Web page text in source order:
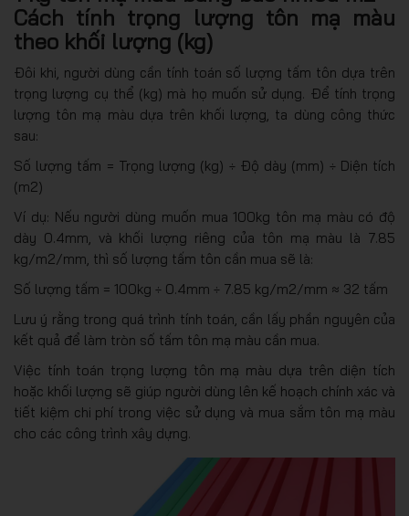
Cách tính trọng lượng tôn mạ màu
theo khối lượng (kg)
Đôi khi, người dùng cần tính toán số lượng tấm tôn dựa trên
trọng lượng cụ thể (kg) mà họ muốn sử dụng. Để tính trọng
lượng tôn mạ màu dựa trên khối lượng, ta dùng công thức
sau:
Số lượng tấm = Trọng lượng (kg) ÷ Độ dày (mm) ÷ Diện tích
(m2)
Ví dụ: Nếu người dùng muốn mua 100kg tôn mạ màu có độ
dày 0.4mm, và khối lượng riêng của tôn mạ màu là 7.85
kg/m2/mm, thì số lượng tấm tôn cần mua sẽ là:
Số lượng tấm = 100kg ÷ 0.4mm ÷ 7.85 kg/m2/mm ≈ 32 tấm
Lưu ý rằng trong quá trình tính toán, cần lấy phần nguyên của
kết quả để làm tròn số tấm tôn mạ màu cần mua.
Việc tính toán trọng lượng tôn mạ màu dựa trên diện tích
hoặc khối lượng sẽ giúp người dùng lên kế hoạch chính xác và
tiết kiệm chi phí trong việc sử dụng và mua sắm tôn mạ màu
cho các công trình xây dựng.